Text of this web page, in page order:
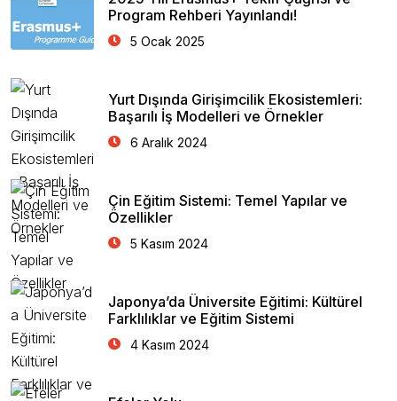
Program Rehberi Yayınlandı!
5 Ocak 2025
Yurt Dışında Girişimcilik Ekosistemleri:
Başarılı İş Modelleri ve Örnekler
6 Aralık 2024
Çin Eğitim Sistemi: Temel Yapılar ve
Özellikler
5 Kasım 2024
Japonya’da Üniversite Eğitimi: Kültürel
Farklılıklar ve Eğitim Sistemi
4 Kasım 2024